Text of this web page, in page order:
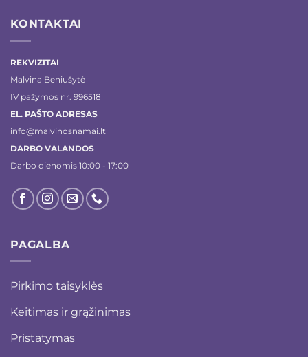
KONTAKTAI
REKVIZITAI
Malvina Beniušytė
IV pažymos nr. 996518
EL. PAŠTO ADRESAS
info@malvinosnamai.lt
DARBO VALANDOS
Darbo dienomis 10:00 - 17:00
PAGALBA
Pirkimo taisyklės
Keitimas ir grąžinimas
Pristatymas